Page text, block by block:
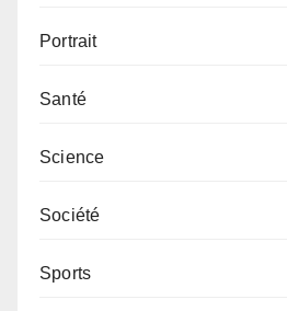
Portrait
Santé
Science
Société
Sports